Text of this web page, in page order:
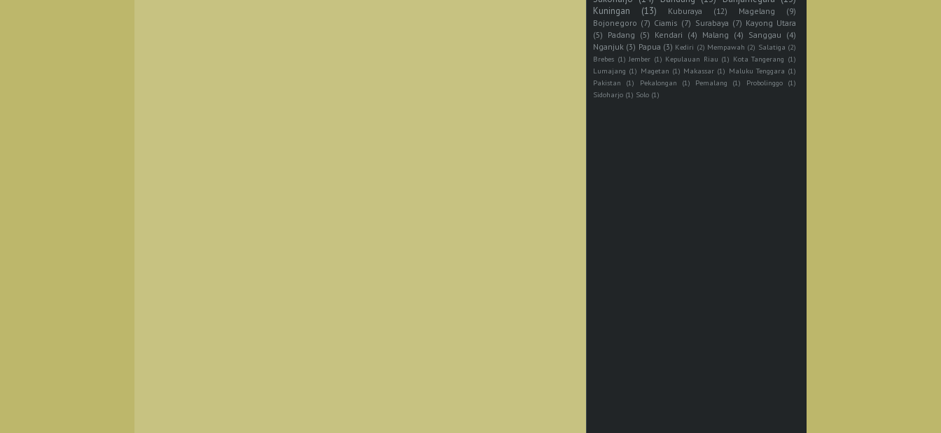
Kuningan
(13) Kuburaya (12) Magelang
(9)
Bojonegoro (7) Ciamis (7) Surabaya (7) Kayong Utara
(5) Padang (5) Kendari (4) Malang (4) Sanggau (4)
Nganjuk (3) Papua (3) Kediri (2) Mempawah (2) Salatiga (2)
Brebes (1) Jember (1) Kepulauan Riau (1) Kota Tangerang (1)
Lumajang (1) Magetan (1) Makassar (1) Maluku Tenggara (1)
Pakistan
(1) Pekalongan (1) Pemalang (1) Probolinggo (1)
Sidoharjo (1) Solo (1)